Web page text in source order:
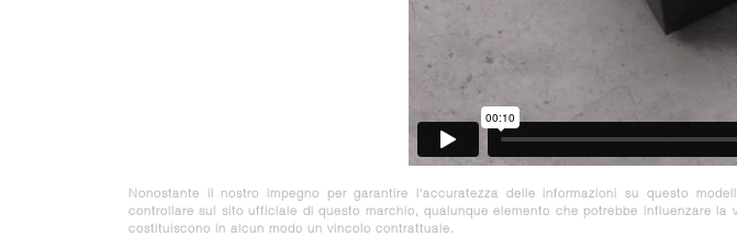
Nonostante il nostro impegno per garantire l'accuratezza delle informazioni su questo
controllare sul sito ufficiale di questo marchio, qualunque elemento che potrebbe influenzare
costituiscono in alcun modo un vincolo contrattuale.